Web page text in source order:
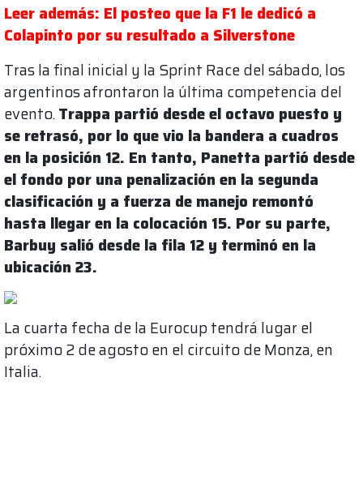
Leer además: El posteo que la F1 le dedicó a
Colapinto por su resultado a Silverstone
Tras la final inicial y la Sprint Race del sábado, los
argentinos afrontaron la última competencia del
evento.Trappa partió desde el octavo puesto y
se retrasó, por lo que vio la bandera a cuadros
en la posición 12. En tanto, Panetta partió desde
el fondo por una penalización en la segunda
clasificación y a fuerza de manejo remontó
hasta llegar en la colocación 15. Por su parte,
Barbuy salió desde la fila 12 y terminó en la
ubicación 23.
La cuarta fecha de la Eurocup tendrá lugar el
próximo 2 de agosto en el circuito de Monza, en
Italia.